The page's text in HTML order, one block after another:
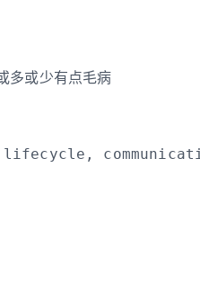
多或少有点毛病